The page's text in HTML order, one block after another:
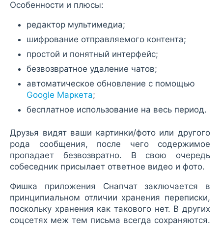
Особенности и плюсы:
редактор мультимедиа;
шифрование отправляемого контента;
простой и понятный интерфейс;
безвозвратное удаление чатов;
автоматическое обновление с помощью
Google Маркета;
бесплатное использование на весь период.
Друзья видят ваши картинки/фото или другого
рода сообщения, после чего содержимое
пропадает безвозвратно. В свою очередь
собеседник присылает ответное видео и фото.
Фишка приложения Снапчат заключается в
принципиальном отличии хранения переписки,
поскольку хранения как такового нет. В других
соцсетях меж тем письма всегда сохраняются.